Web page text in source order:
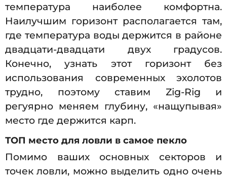
температура наиболее комфортна.
Наилучшим горизонт располагается там,
где температура воды держится в районе
двадцати-двадцати двух градусов.
Конечно, узнать этот горизонт без
использования современных эхолотов
трудно, поэтому ставим Zig-Rig и
регуярно меняем глубину, «нащупывая»
место где держится карп.
ТОП место для ловли в самое пекло
Помимо ваших основных секторов и
точек ловли, можно выделить одно очень